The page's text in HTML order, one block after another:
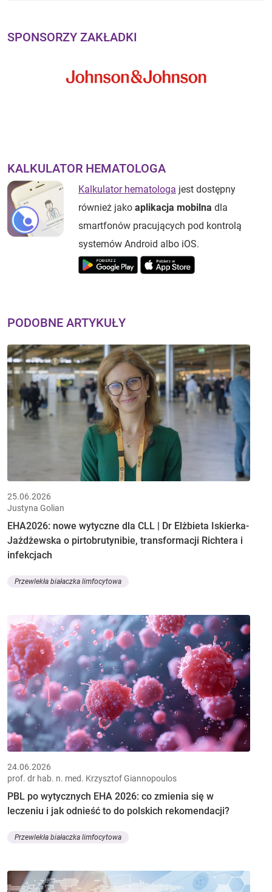
SPONSORZY ZAKŁADKI
KALKULATOR HEMATOLOGA
Kalkulator hematologa jest dostępny
również jako aplikacja mobilna dla
smartfonów pracujących pod kontrolą
systemów Android albo iOS.
PODOBNE ARTYKUŁY
25.06.2026
Justyna Golian
EHA2026: nowe wytyczne dla CLL | Dr Elżbieta Iskierka-
Jażdżewska o pirtobrutynibie, transformacji Richtera i
infekcjach
Przewlekła białaczka limfocytowa
24.06.2026
prof. dr hab. n. med. Krzysztof Giannopoulos
PBL po wytycznych EHA 2026: co zmienia się w
leczeniu i jak odnieść to do polskich rekomendacji?
Przewlekła białaczka limfocytowa